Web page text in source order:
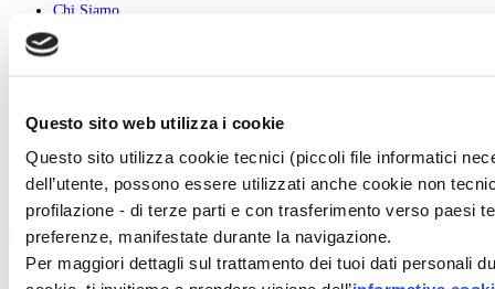
Questo sito web utilizza i cookie
Questo sito utilizza cookie tecnici (piccoli file informatici
dell’utente, possono essere utilizzati anche cookie non
profilazione - di terze parti e con trasferimento verso paesi
preferenze, manifestate durante la navigazione.
Per maggiori dettagli sul trattamento dei tuoi dati personali
Chi Siamo
Newsletter
© 2026 GIUNTI EDITORE s.p.a., piazza Virgilio 4 - 20123 Milano
Codice fiscale e numero d'iscrizione al Registro Imprese di Milano - 80009810484
Capitale sociale € 8.000.000,00 i.v.